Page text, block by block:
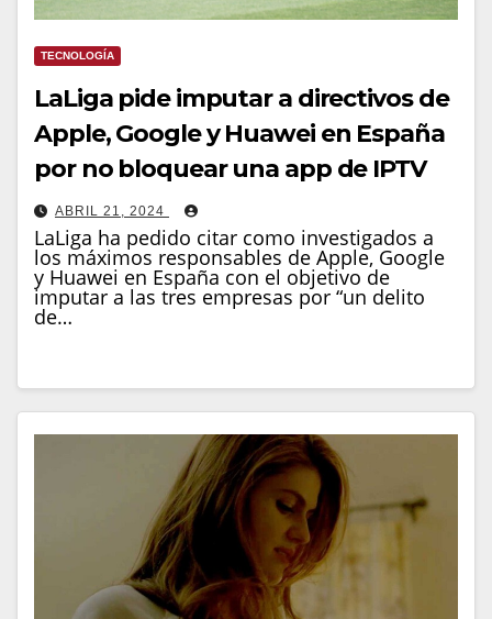
TECNOLOGÍA
LaLiga pide imputar a directivos de
Apple, Google y Huawei en España
por no bloquear una app de IPTV
ABRIL 21, 2024
LaLiga ha pedido citar como investigados a
los máximos responsables de Apple, Google
y Huawei en España con el objetivo de
imputar a las tres empresas por “un delito
de…